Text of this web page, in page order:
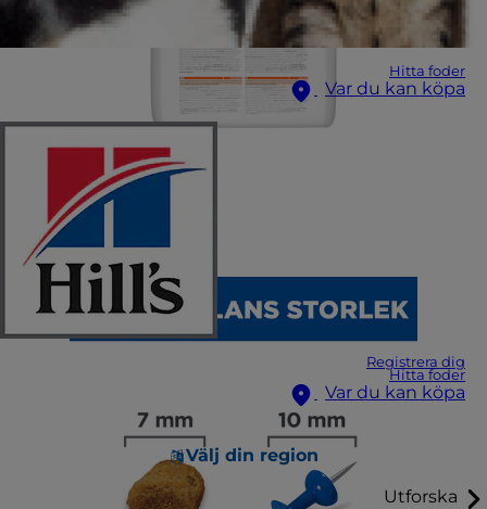
Hitta foder
Var du kan köpa
Registrera dig
Hitta foder
Var du kan köpa
Välj din region
Utforska